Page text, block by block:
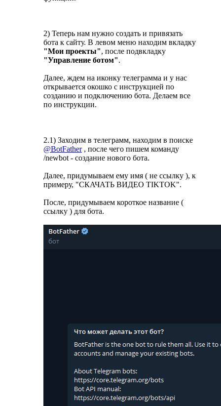
2) Теперь нам нужно создать и привязать
бота к сайту. В левом меню находим вкладку
"Мои проекты", после подвкладку
"Управление ботом".
Далее, ждем на иконку телеграмма и у нас
открывается окошко с инструкцией по
созданию и подключению бота. Делаем все
по инструкции.
2.1) Заходим в телеграмм, находим в поиске
@BotFather, после чего пишем команду
/newbot - создание нового бота.
Далее, придумываем ему имя ( не ссылку ), к
примеру, "СКАЧАТЬ ВИДЕО TIKTOK".
После, придумываем короткое название (
ссылку ) для бота.